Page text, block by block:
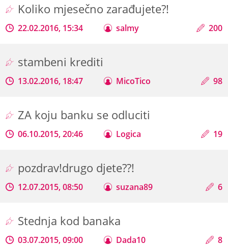
Koliko mjesečno zarađujete?!
22.02.2016, 15:34 salmy 200
stambeni krediti
13.02.2016, 18:47 MicoTico 98
ZA koju banku se odluciti
06.10.2015, 20:46 Logica 19
pozdrav!drugo djete??!
12.07.2015, 08:50 suzana89 6
Stednja kod banaka
03.07.2015, 09:00 Dada10 8